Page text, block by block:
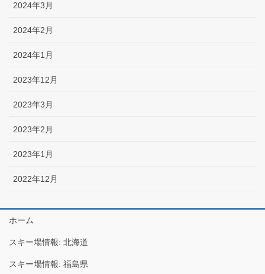
2024年3月
2024年2月
2024年1月
2023年12月
2023年3月
2023年2月
2023年1月
2022年12月
ホーム
スキー場情報: 北海道
スキー場情報: 福島県